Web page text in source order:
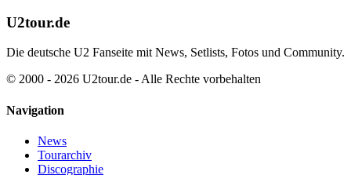
U2tour.de
Die deutsche U2 Fanseite mit News, Setlists, Fotos und Community.
© 2000 - 2026 U2tour.de - Alle Rechte vorbehalten
Navigation
News
Tourarchiv
Discographie